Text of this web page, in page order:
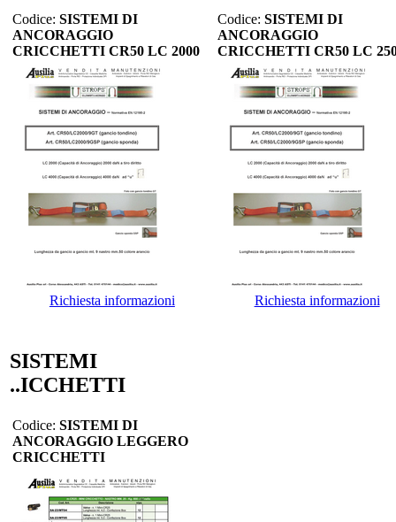
Codice: SISTEMI DI
ANCORAGGIO
CRICCHETTI CR50 LC 2000
Richiesta informazioni
Codice: SISTEMI DI
ANCORAGGIO
CRICCHETTI CR50 LC
Richiesta informazioni
SISTEMI
..ICCHETTI
Codice: SISTEMI DI
ANCORAGGIO LEGGERO
CRICCHETTI